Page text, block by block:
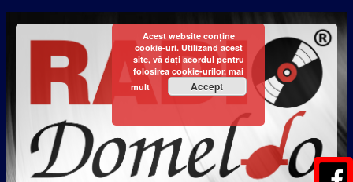
Acest website conține
cookie-uri. Utilizând acest
site, vă dați acordul pentru
folosirea cookie-urilor. mai
mult
Accept